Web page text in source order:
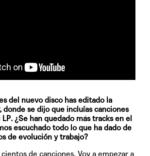
del nuevo disco has editado la
donde se dijo que incluías canciones
¿Se han quedado más tracks en el
escuchado todo lo que ha dado de
de evolución y trabajo?
de canciones. Voy a empezar a